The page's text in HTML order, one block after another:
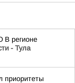
В регионе
- Тула
приоритеты